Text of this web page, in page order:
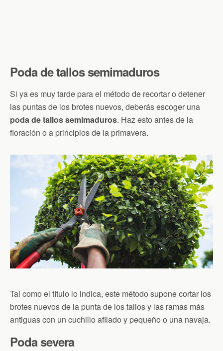
Poda de tallos semimaduros
Si ya es muy tarde para el método de recortar o detener
las puntas de los brotes nuevos, deberás escoger una
poda de tallos semimaduros. Haz esto antes de la
floración o a principios de la primavera.
Tal como el título lo indica, este método supone cortar los
brotes nuevos de la punta de los tallos y las ramas más
antiguas con un cuchillo afilado y pequeño o una navaja.
Poda severa